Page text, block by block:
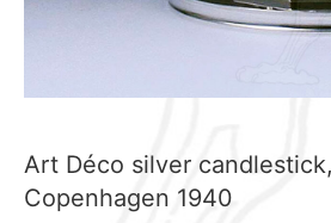
Art Déco silver
Copenhagen 1940